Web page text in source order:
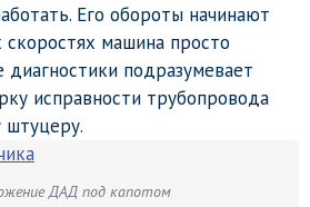
Его обороты начинают
скоростях машина просто
диагностики подразумевает
исправности трубопровода
ДАД под капотом